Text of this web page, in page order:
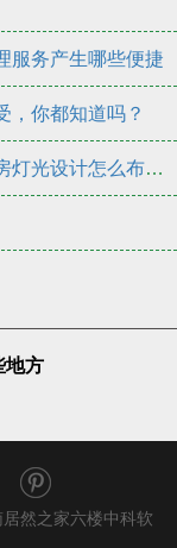
服务产生哪些便捷
，你都知道吗？
中科软-酒店灯光设计技巧有哪些？酒店客房灯光设计怎么布置？
地方
然之家六楼中科软